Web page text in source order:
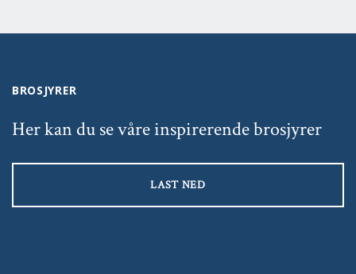
BROSJYRER
Her kan du se våre inspirerende brosjyrer
LAST NED